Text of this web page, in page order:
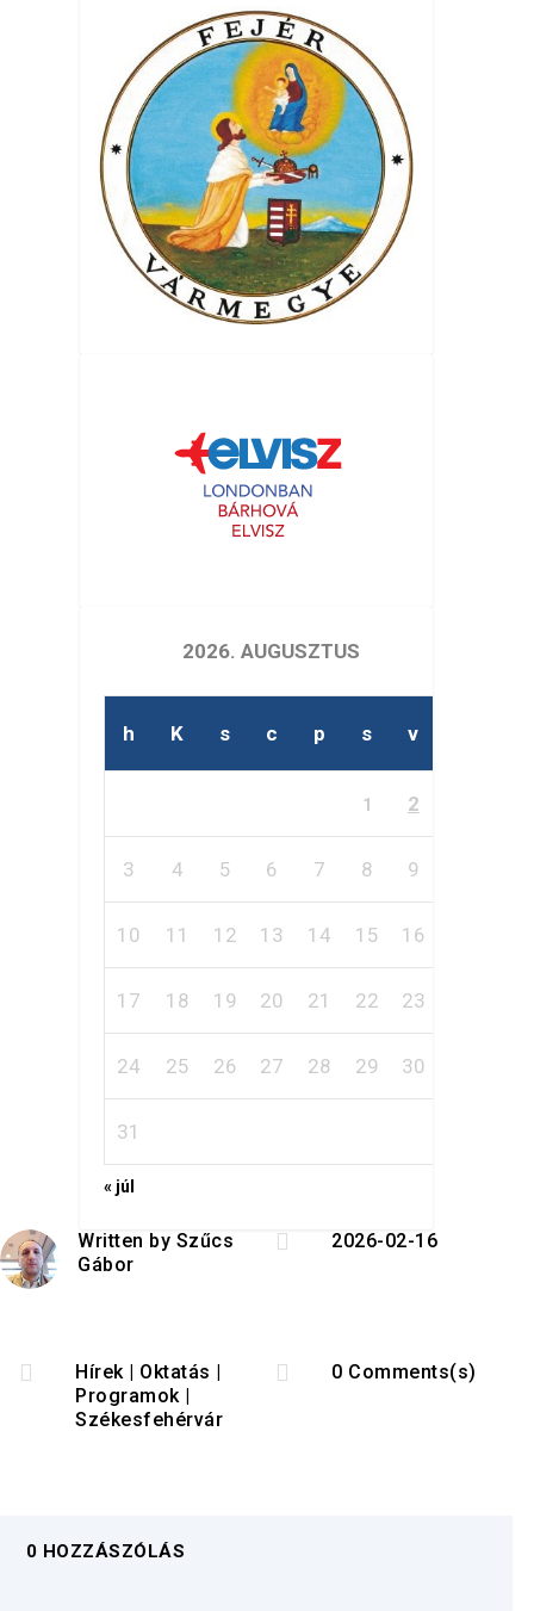
2026. AUGUSZTUS
h K s c p s v
1 2
3 4 5 6 7 8 9
10 11 12 13 14 15 16
17 18 19 20 21 22 23
24 25 26 27 28 29 30
31
« júl
Written by Szűcs
Gábor
 2026-02-16
 Hírek| Oktatás |
Programok|
Székesfehérvár
 0 Comments(s)
0 HOZZÁSZÓLÁS